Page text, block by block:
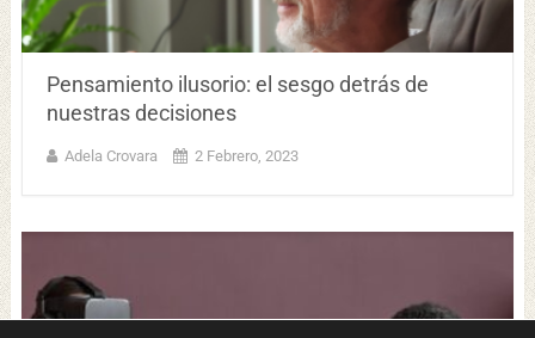
Pensamiento ilusorio: el sesgo detrás de
nuestras decisiones
Adela Crovara 2 Febrero, 2023